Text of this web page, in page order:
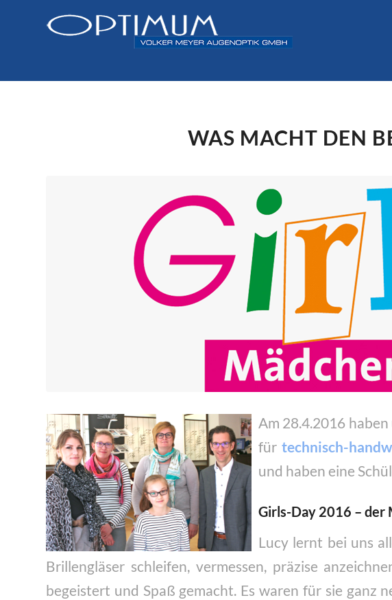
WAS MACHT DEN
Am 28.4.2016
für technisch-
und haben eine
Girls-Day 2016 – der
Lucy lernt bei uns
Brillengläser schleifen, vermessen, präzise
begeistert und Spaß gemacht. Es waren für sie ganz